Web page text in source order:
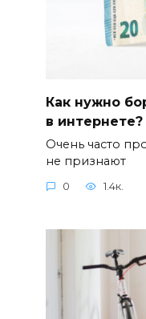
Как нужно
в интернете?
Очень часто
не признают
0 1.4к.